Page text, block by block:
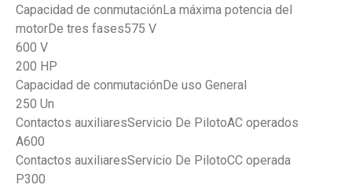
Capacidad de conmutaciónLa máxima potencia del
motorDe tres fases575 V
600 V
200 HP
Capacidad de conmutaciónDe uso General
250 Un
Contactos auxiliaresServicio De PilotoAC operados
A600
Contactos auxiliaresServicio De PilotoCC operada
P300